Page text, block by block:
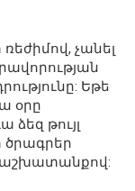
չանել
Եթե
օրը
թույլ
ծրագրեր
աշխատանքով: